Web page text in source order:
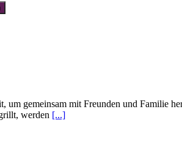
um gemeinsam mit Freunden und Familie
werden [...]